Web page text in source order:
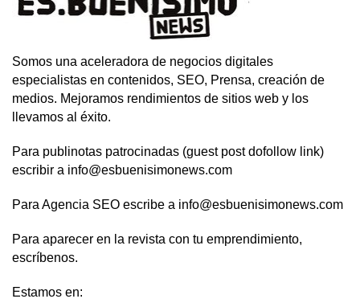
Somos una aceleradora de negocios digitales
especialistas en contenidos, SEO, Prensa, creación de
medios. Mejoramos rendimientos de sitios web y los
llevamos al éxito.
Para publinotas patrocinadas (guest post dofollow link)
escribir a info@esbuenisimonews.com
Para Agencia SEO escribe a info@esbuenisimonews.com
Para aparecer en la revista con tu emprendimiento,
escríbenos.
Estamos en: